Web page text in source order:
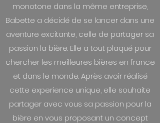
monotone dans la même entreprise,
Babette a décidé de se lancer dans une
aventure excitante, celle de partager sa
passion la bière. Elle a tout plaqué pour
chercher les meilleures bières en france
et dans le monde. Après avoir réalisé
cette experience unique, elle souhaite
partager avec vous sa passion pour la
bière en vous proposant un concept